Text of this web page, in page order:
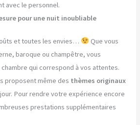
avec le personnel.
pour une nuit inoubliable
et toutes les envies…
Que vous
baroque ou champêtre, vous
qui correspond à vos attentes.
proposent même des thèmes originaux
Pour rendre votre expérience encore
prestations supplémentaires